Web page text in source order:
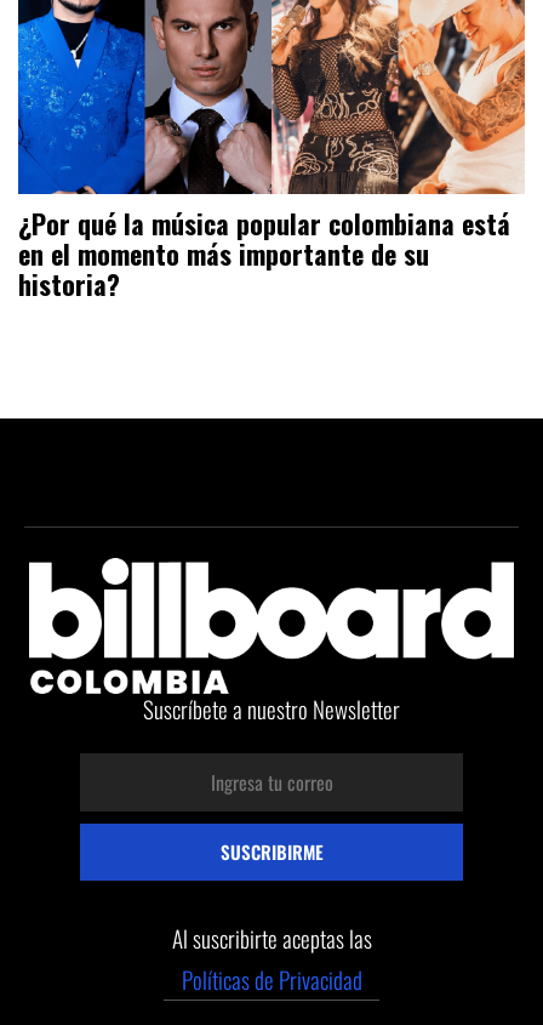
¿Por qué la música popular colombiana está
en el momento más importante de su
historia?
Suscríbete a nuestro Newsletter
Al suscribirte aceptas las
Políticas de Privacidad